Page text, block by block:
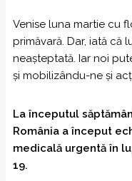
Venise luna martie cu
primăvară. Dar, iată că
neașteptată. Iar noi
și mobilizându-ne și
La începutul
România a început
medicală urgentă în
19.